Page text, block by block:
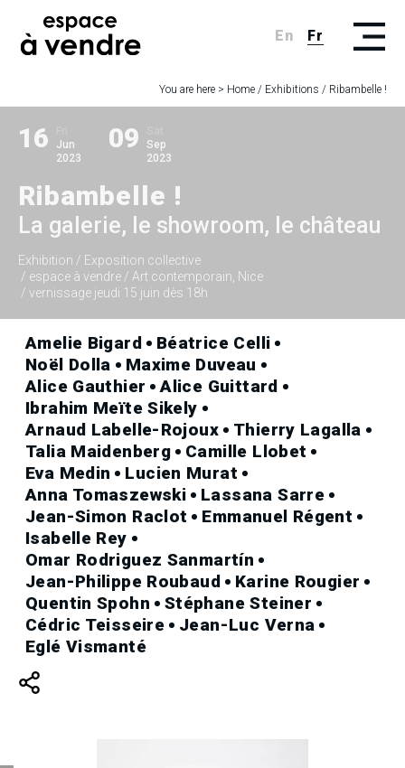
En Fr
You are here > Home / Exhibitions / Ribambelle !
16
Jun
2023
09
Sep
2023
Ribambelle !
La galerie, le showroom, le château
Exhibition / Exposition collective
/ espace à vendre / Art contemporain, Nice
/ vernissage jeudi 15 juin dès 18h
Amelie Bigard
Béatrice Celli
Noël Dolla
Maxime Duveau
Alice Gauthier
Alice Guittard
Ibrahim Meïte Sikely
Arnaud Labelle-Rojoux
Thierry Lagalla
Talia Maidenberg
Camille Llobet
Eva Medin
Lucien Murat
Anna Tomaszewski
Lassana Sarre
Jean-Simon Raclot
Emmanuel Régent
Isabelle Rey
Omar Rodriguez Sanmartín
Jean-Philippe Roubaud
Karine Rougier
Quentin Spohn
Stéphane Steiner
Cédric Teisseire
Jean-Luc Verna
Eglé Vismanté